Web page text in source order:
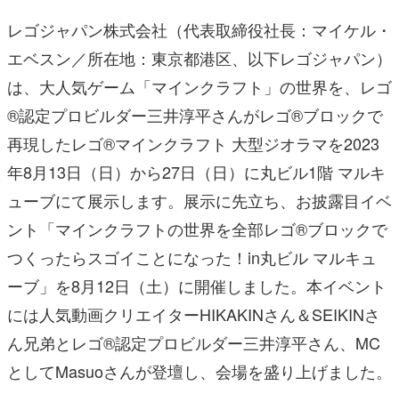
レゴジャパン株式会社（代表取締役社長：マイケル・
エベスン／所在地：東京都港区、以下レゴジャパン）
は、大人気ゲーム「マインクラフト」の世界を、レゴ
®認定プロビルダー三井淳平さんがレゴ®ブロックで
再現したレゴ®マインクラフト 大型ジオラマを2023
年8月13日（日）から27日（日）に丸ビル1階 マルキ
ューブにて展示します。展示に先立ち、お披露目イベ
ント「マインクラフトの世界を全部レゴ®ブロックで
つくったらスゴイことになった！in丸ビル マルキュ
ーブ」を8月12日（土）に開催しました。本イベント
には人気動画クリエイターHIKAKINさん＆SEIKINさ
ん兄弟とレゴ®認定プロビルダー三井淳平さん、MC
としてMasuoさんが登壇し、会場を盛り上げました。